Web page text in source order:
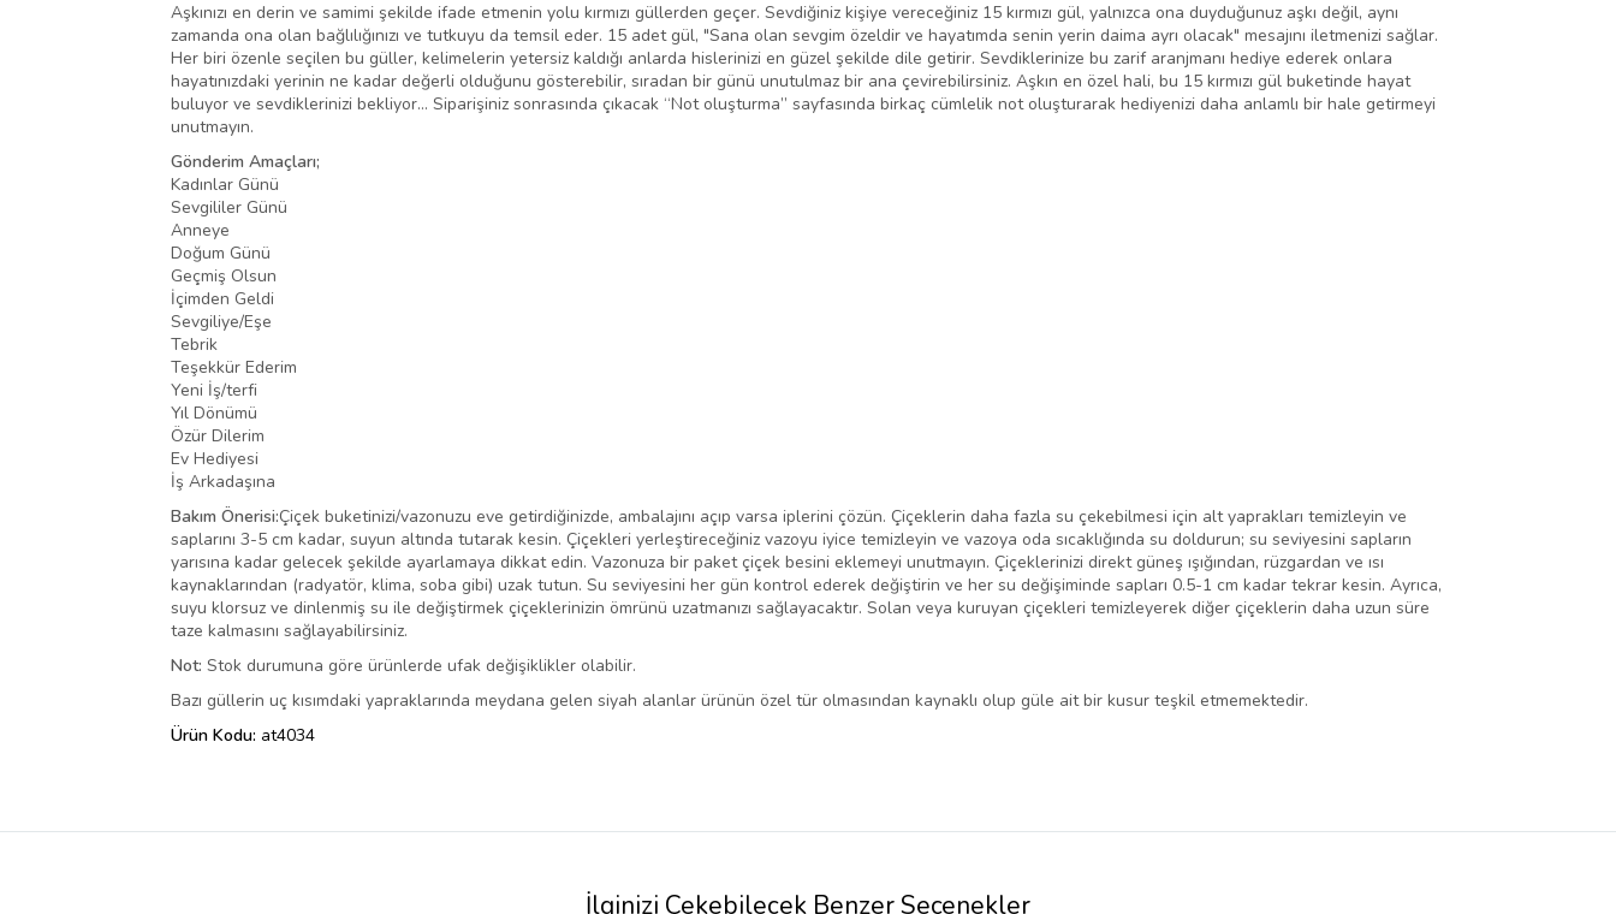
Aşkınızı en derin ve samimi şekilde ifade etmenin yolu kırmızı güllerden geçer. Sevdiğiniz kişiye vereceğiniz 15 kırmızı gül, yalnızca ona duyduğunuz aşkı değil, aynı
zamanda ona olan bağlılığınızı ve tutkuyu da temsil eder. 15 adet gül, "Sana olan sevgim özeldir ve hayatımda senin yerin daima ayrı olacak" mesajını iletmenizi sağlar.
Her biri özenle seçilen bu güller, kelimelerin yetersiz kaldığı anlarda hislerinizi en güzel şekilde dile getirir. Sevdiklerinize bu zarif aranjmanı hediye ederek onlara
hayatınızdaki yerinin ne kadar değerli olduğunu gösterebilir, sıradan bir günü unutulmaz bir ana çevirebilirsiniz. Aşkın en özel hali, bu 15 kırmızı gül buketinde hayat
buluyor ve sevdiklerinizi bekliyor… Siparişiniz sonrasında çıkacak “Not oluşturma” sayfasında birkaç cümlelik not oluşturarak hediyenizi daha anlamlı bir hale getirmeyi
unutmayın.
Gönderim Amaçları;
Kadınlar Günü
Sevgililer Günü
Anneye
Doğum Günü
Geçmiş Olsun
İçimden Geldi
Sevgiliye/Eşe
Tebrik
Teşekkür Ederim
Yeni İş/terfi
Yıl Dönümü
Özür Dilerim
Ev Hediyesi
İş Arkadaşına
Bakım Önerisi:Çiçek buketinizi/vazonuzu eve getirdiğinizde, ambalajını açıp varsa iplerini çözün. Çiçeklerin daha fazla su çekebilmesi için alt yaprakları temizleyin ve
saplarını 3-5 cm kadar, suyun altında tutarak kesin. Çiçekleri yerleştireceğiniz vazoyu iyice temizleyin ve vazoya oda sıcaklığında su doldurun; su seviyesini sapların
yarısına kadar gelecek şekilde ayarlamaya dikkat edin. Vazonuza bir paket çiçek besini eklemeyi unutmayın. Çiçeklerinizi direkt güneş ışığından, rüzgardan ve ısı
kaynaklarından (radyatör, klima, soba gibi) uzak tutun. Su seviyesini her gün kontrol ederek değiştirin ve her su değişiminde sapları 0.5-1 cm kadar tekrar kesin. Ayrıca,
suyu klorsuz ve dinlenmiş su ile değiştirmek çiçeklerinizin ömrünü uzatmanızı sağlayacaktır. Solan veya kuruyan çiçekleri temizleyerek diğer çiçeklerin daha uzun süre
taze kalmasını sağlayabilirsiniz.
Not: Stok durumuna göre ürünlerde ufak değişiklikler olabilir.
Bazı güllerin uç kısımdaki yapraklarında meydana gelen siyah alanlar ürünün özel tür olmasından kaynaklı olup güle ait bir kusur teşkil etmemektedir.
Ürün Kodu: at4034
İlginizi Çekebilecek Benzer Seçenekler